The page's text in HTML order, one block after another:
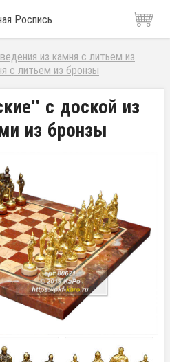
Роспись
из камня с литьем из
с литьем из бронзы
с доской из
из бронзы